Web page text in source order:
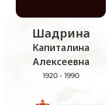
Шадрина
Капиталина
Алексеевна
1920 - 1990